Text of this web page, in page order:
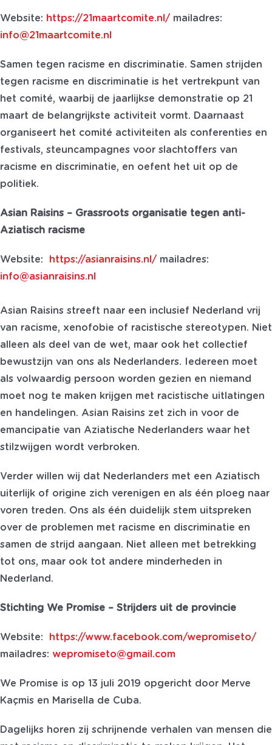
Website: https://21maartcomite.nl/mailadres:
info@21maartcomite.nl
Samen tegen racisme en discriminatie. Samen strijden
tegen racisme en discriminatie is het vertrekpunt van
het comité, waarbij de jaarlijkse demonstratie op 21
maart de belangrijkste activiteit vormt. Daarnaast
organiseert het comité activiteiten als conferenties en
festivals, steuncampagnes voor slachtoffers van
racisme en discriminatie, en oefent het uit op de
politiek.
Asian Raisins – Grassroots organisatie tegen anti-
Aziatisch racisme
Website: https://asianraisins.nl/mailadres:
info@asianraisins.nl
Asian Raisins streeft naar een inclusief Nederland vrij
van racisme, xenofobie of racistische stereotypen. Niet
alleen als deel van de wet, maar ook het collectief
bewustzijn van ons als Nederlanders. Iedereen moet
als volwaardig persoon worden gezien en niemand
moet nog te maken krijgen met racistische uitlatingen
en handelingen. Asian Raisins zet zich in voor de
emancipatie van Aziatische Nederlanders waar het
stilzwijgen wordt verbroken.
Verder willen wij dat Nederlanders met een Aziatisch
uiterlijk of origine zich verenigen en als één ploeg naar
voren treden. Ons als één duidelijk stem uitspreken
over de problemen met racisme en discriminatie en
samen de strijd aangaan. Niet alleen met betrekking
tot ons, maar ook tot andere minderheden in
Nederland.
Stichting We Promise – Strijders uit de provincie
Website: https://www.facebook.com/wepromiseto/
mailadres: wepromiseto@gmail.com
We Promise is op 13 juli 2019 opgericht door Merve
Kaçmis en Marisella de Cuba.
Dagelijks horen zij schrijnende verhalen van mensen die